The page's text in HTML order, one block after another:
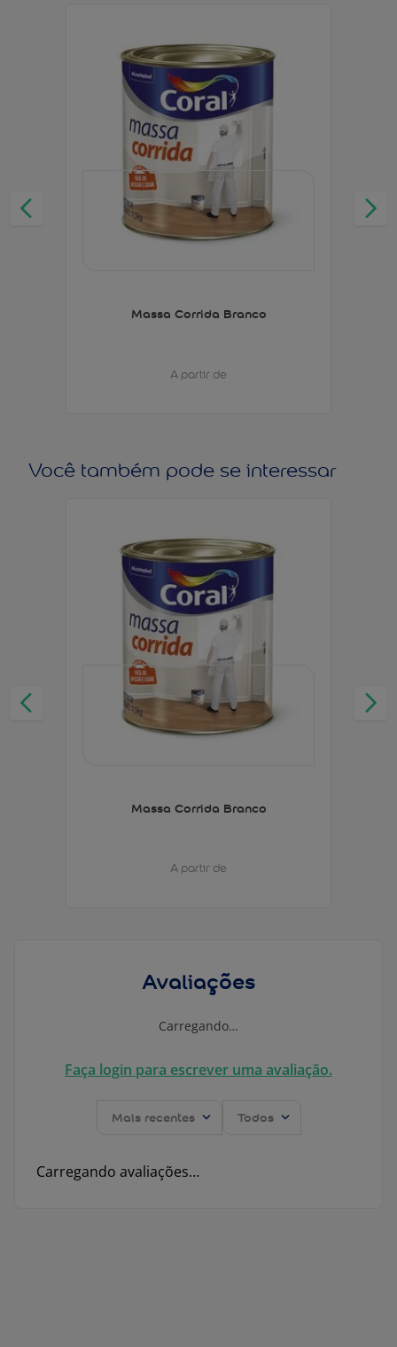
Massa Corrida Branco
A partir de
Você também pode se interessar
Massa Corrida Branco
A partir de
Avaliações
Carregando…
Faça login para escrever uma avaliação.
Mais recentes Todos
Carregando avaliações…